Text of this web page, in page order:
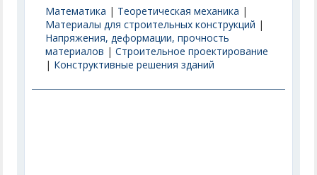
Математика | Теоретическая механика |
Материалы для строительных конструкций |
Напряжения, деформации, прочность
материалов |Строительное проектирование
| Конструктивные решения зданий